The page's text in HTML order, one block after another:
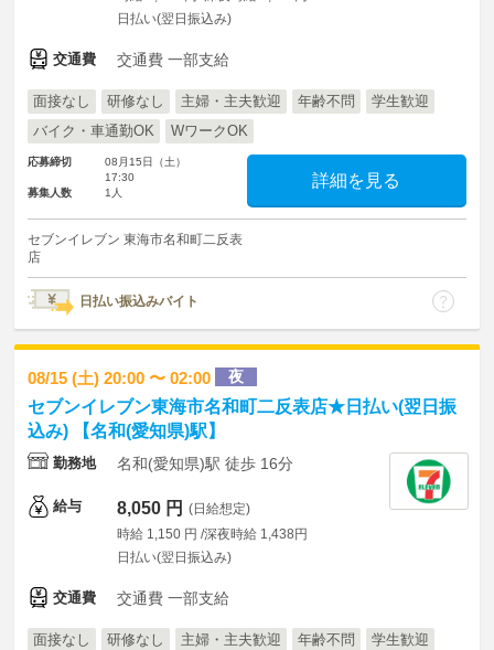
日払い(翌日振込み)
交通費 交通費 一部支給
面接なし 研修なし 主婦・主夫歓迎 年齢不問
学生歓迎
バイク・車通勤OK
WワークOK
応募締切
08月15日（土）
17:30
募集人数
1人
詳細を見る
セブンイレブン 東海市名和町二反表
店
日払い振込みバイト
08/15 (土) 20:00 〜 02:00 夜
セブンイレブン東海市名和町二反表店★日払い(翌日振
込み) 【名和(愛知県)駅】
勤務地 名和(愛知県)駅 徒歩 16分
給与 8,050 円 (日給想定)
時給 1,150 円 /深夜時給 1,438円
日払い(翌日振込み)
交通費 交通費 一部支給
面接なし 研修なし 主婦・主夫歓迎 年齢不問
学生歓迎